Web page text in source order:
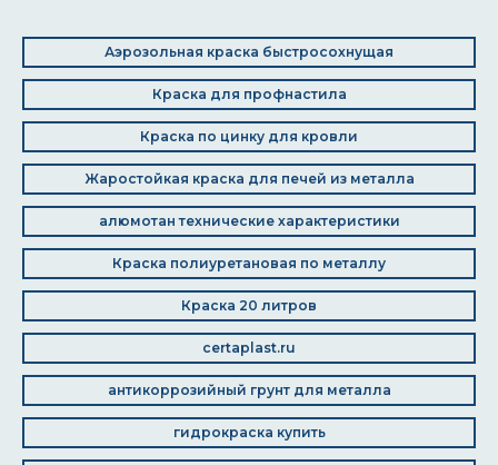
Аэрозольная краска быстросохнущая
Краска для профнастила
Краска по цинку для кровли
Жаростойкая краска для печей из металла
алюмотан технические характеристики
Краска полиуретановая по металлу
Краска 20 литров
certaplast.ru
антикоррозийный грунт для металла
гидрокраска купить